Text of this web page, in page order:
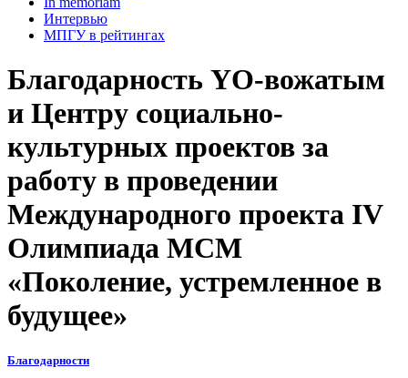
Интервью
МПГУ в рейтингах
Благодарность YO-вожатым
и Центру социально-
культурных проектов за
работу в проведении
Международного проекта IV
Олимпиада МСМ
«Поколение, устремленное в
будущее»
Благодарности